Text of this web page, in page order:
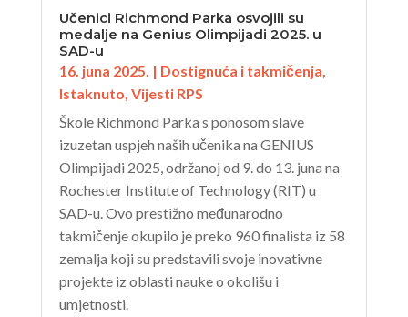
Učenici Richmond Parka osvojili su
medalje na Genius Olimpijadi 2025. u
SAD-u
16. juna 2025. | Dostignuća i takmičenja,
Istaknuto, Vijesti RPS
Škole Richmond Parka s ponosom slave
izuzetan uspjeh naših učenika na GENIUS
Olimpijadi 2025, održanoj od 9. do 13. juna na
Rochester Institute of Technology (RIT) u
SAD-u. Ovo prestižno međunarodno
takmičenje okupilo je preko 960 finalista iz 58
zemalja koji su predstavili svoje inovativne
projekte iz oblasti nauke o okolišu i
umjetnosti.